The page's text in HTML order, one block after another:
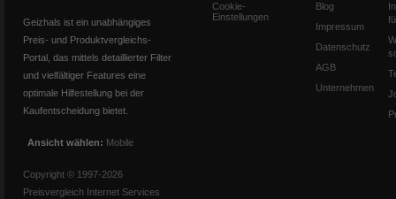
Geizhals ist ein unabhängiges
Preis- und Produktvergleichs-
Portal, das mittels detaillierter Filter
und vielfältiger Features eine
optimale Hilfestellung bei der
Kaufentscheidung bietet.
Ansicht wählen: Mobile
Copyright © 1997-2026
Preisvergleich Internet Services
Cookie-
Einstellungen
Blog
Impressum
Datenschutz
AGB
Unternehmen